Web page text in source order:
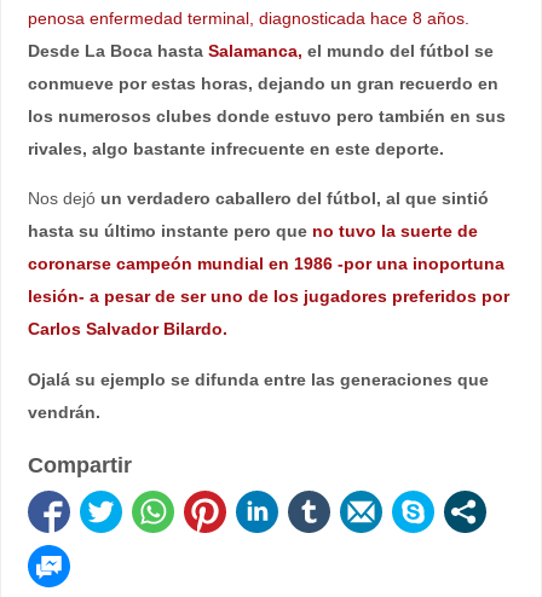
penosa enfermedad terminal, diagnosticada hace 8 años.
Desde La Boca hasta Salamanca, el mundo del fútbol se
conmueve por estas horas, dejando un gran recuerdo en
los numerosos clubes donde estuvo pero también en sus
rivales, algo bastante infrecuente en este deporte.
Nos dejó un verdadero caballero del fútbol, al que sintió
hasta su último instante pero que no tuvo la suerte de
coronarse campeón mundial en 1986 -por una inoportuna
lesión- a pesar de ser uno de los jugadores preferidos por
Carlos Salvador Bilardo.
Ojalá su ejemplo se difunda entre las generaciones que
vendrán.
Compartir